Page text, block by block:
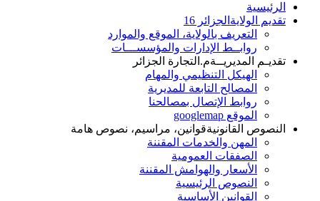
الرئيسية
تقديم الولاية الجزائر 16
التعريف بالولاية، الموقع والموارد
روابــط الإدارات والمؤسســـات
تقديـم المديريــةم.التجارة الجزائر
الهيكل التنظيمي والمهام
المصالح التابعة للمديرية
روابط الإتصال بمصالحنا
الموقع googlemap
النصوص القانونيةقوانين، مراسيم، نصوص هامة
المهن والخدمات المقننة
الصفقات العمومية
الأسعار والهوامش المقننة
النصوص الرئيسية
القوانين الأساسية